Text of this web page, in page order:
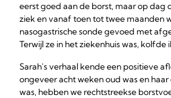
eerst goed aan de borst, maar op dag
ziek en vanaf toen tot twee maanden
nasogastrische sonde gevoed met
Terwijl ze in het ziekenhuis was, kolfde
Sarah's verhaal kende een positieve
ongeveer acht weken oud was en
was, hebben we rechtstreekse